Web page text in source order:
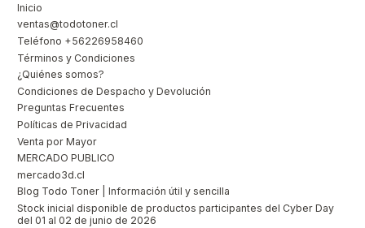
Inicio
ventas@todotoner.cl
Teléfono +56226958460
Términos y Condiciones
¿Quiénes somos?
Condiciones de Despacho y Devolución
Preguntas Frecuentes
Políticas de Privacidad
Venta por Mayor
MERCADO PUBLICO
mercado3d.cl
Blog Todo Toner | Información útil y sencilla
Stock inicial disponible de productos participantes del Cyber Day
del 01 al 02 de junio de 2026